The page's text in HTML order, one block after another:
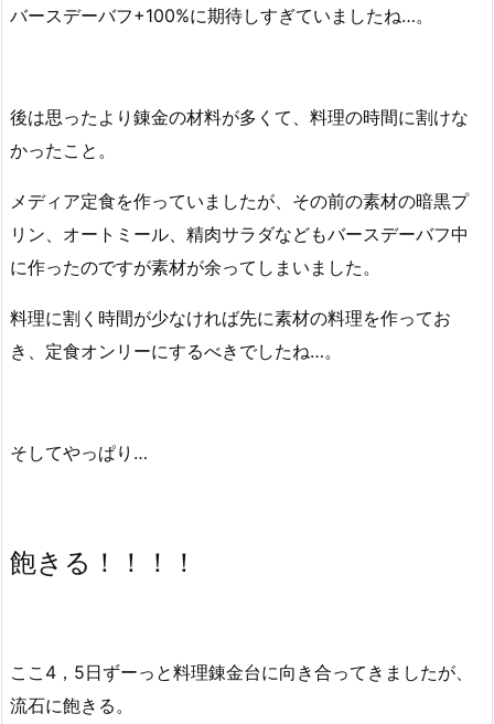
バースデーバフ+100%に期待しすぎていましたね…。
後は思ったより錬金の材料が多くて、料理の時間に割けな
かったこと。
メディア定食を作っていましたが、その前の素材の暗黒プ
リン、オートミール、精肉サラダなどもバースデーバフ中
に作ったのですが素材が余ってしまいました。
料理に割く時間が少なければ先に素材の料理を作ってお
き、定食オンリーにするべきでしたね…。
そしてやっぱり…
飽きる！！！！
ここ4，5日ずーっと料理錬金台に向き合ってきましたが、
流石に飽きる。